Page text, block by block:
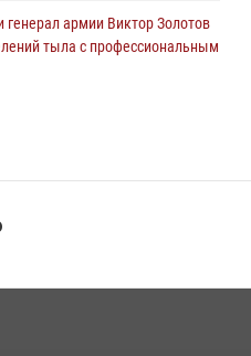
генерал армии Виктор Золотов
тыла с профессиональным
к 105-летию Центрального